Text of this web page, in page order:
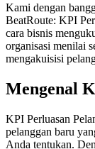
Kami dengan
BeatRoute: KPI
cara bisnis
organisasi menilai
mengakuisisi
Mengenal
KPI Perluasan
pelanggan baru
Anda tentukan.